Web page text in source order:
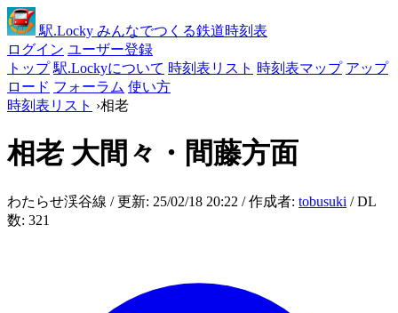
駅.Locky みんなでつくる鉄道時刻表
ログイン ユーザー登録
トップ 駅.Lockyについて 時刻表リスト 時刻表マップ アップ
ロード フォーラム 使い方
時刻表リスト ›相老
相老 大間々・間藤方面
わたらせ渓谷線 / 更新: 25/02/18 20:22 / 作成者: tobusuki / DL
数: 321